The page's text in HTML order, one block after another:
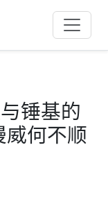
锤基的
何不顺